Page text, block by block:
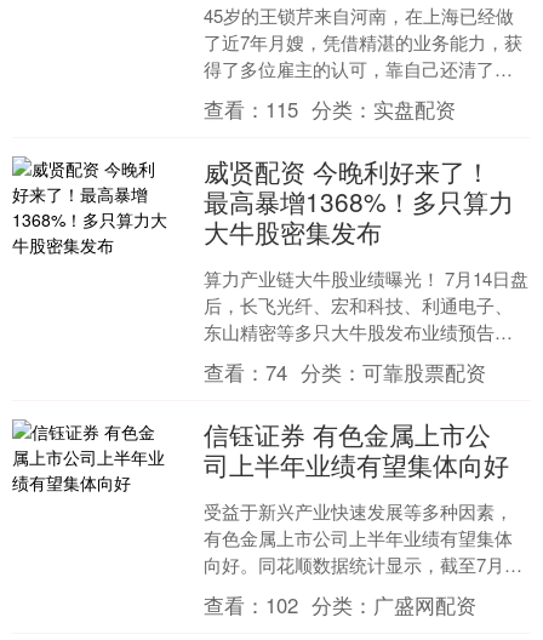
45岁的王锁芹来自河南，在上海已经做
了近7年月嫂，凭借精湛的业务能力，获
得了多位雇主的认可，靠自己还清了此
前和父亲一起做生意失败欠下的几十万
元外债。 “在老家时....
查看： 115 分类： 实盘配资
威贤配资 今晚利好来了！
最高暴增1368%！多只算力
大牛股密集发布
算力产业链大牛股业绩曝光！ 7月14日盘
后，长飞光纤、宏和科技、利通电子、
东山精密等多只大牛股发布业绩预告。
其中，长飞光纤预计上半年净利同比增
长711%至914....
查看：74 分类：可靠股票配资
信钰证券 有色金属上市公
司上半年业绩有望集体向好
受益于新兴产业快速发展等多种因素，
有色金属上市公司上半年业绩有望集体
向好。同花顺数据统计显示，截至7月14
日，共有43家有色金属行业上市公司发
布中期业绩预报。其....
查看： 102 分类： 广盛网配资